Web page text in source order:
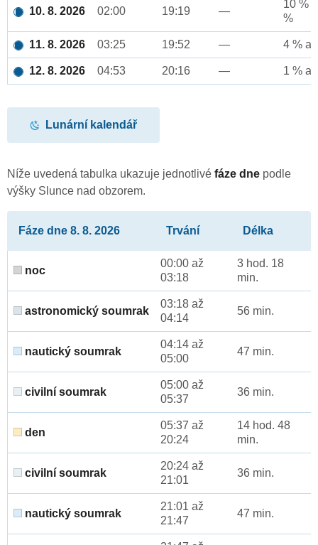
10. 8. 2026 02:00 19:19 —
10 %
%
11. 8. 2026 03:25 19:52 — 4 %
12. 8. 2026 04:53 20:16 — 1 %
Lunární kalendář
Níže uvedená tabulka ukazuje jednotlivé fáze dne podle
výšky Slunce nad obzorem.
Fáze dne 8. 8. 2026 Trvání Délka
noc
00:00 až
03:18
3 hod. 18
min.
astronomický soumrak
03:18 až
04:14
56 min.
nautický soumrak
04:14 až
05:00
47 min.
civilní soumrak
05:00 až
05:37
36 min.
den
05:37 až
20:24
14 hod. 48
min.
civilní soumrak
20:24 až
21:01
36 min.
nautický soumrak
21:01 až
21:47
47 min.